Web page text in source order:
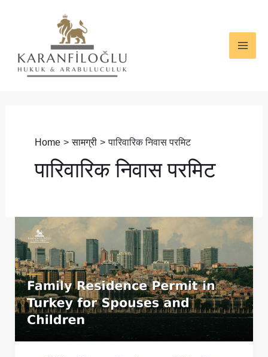
Home सामग्री पारिवारिक निवास परमिट
पारिवारिक निवास परमिट
तुर्की
में
पति/
पत्नी
और
बच्चों
के